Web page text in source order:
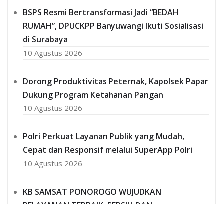
BSPS Resmi Bertransformasi Jadi “BEDAH
RUMAH”, DPUCKPP Banyuwangi Ikuti Sosialisasi
di Surabaya
10 Agustus 2026
Dorong Produktivitas Peternak, Kapolsek Papar
Dukung Program Ketahanan Pangan
10 Agustus 2026
Polri Perkuat Layanan Publik yang Mudah,
Cepat dan Responsif melalui SuperApp Polri
10 Agustus 2026
KB SAMSAT PONOROGO WUJUDKAN